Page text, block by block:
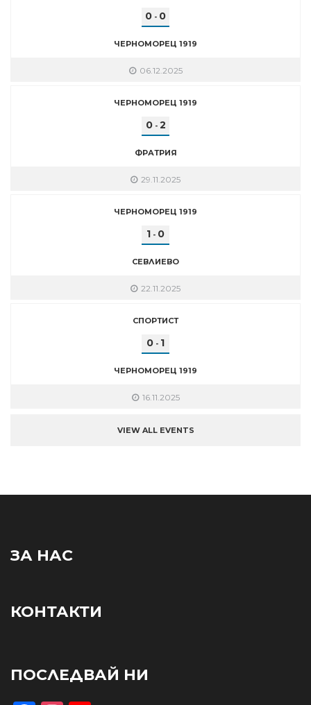
0 - 0
ЧЕРНОМОРЕЦ 1919
06.12.2025
ЧЕРНОМОРЕЦ 1919
0- 2
ФРАТРИЯ
29.11.2025
ЧЕРНОМОРЕЦ 1919
1 - 0
СЕВЛИЕВО
22.11.2025
СПОРТИСТ
0 - 1
ЧЕРНОМОРЕЦ 1919
16.11.2025
VIEW ALL EVENTS
ЗА НАС
КОНТАКТИ
ПОСЛЕДВАЙ НИ